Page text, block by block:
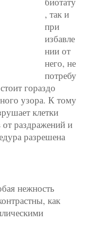
, так и
при
избавле
нии от
него, не
потребу
гораздо
узора. К тому
клетки
раздражений и
разрешена
нежность
как